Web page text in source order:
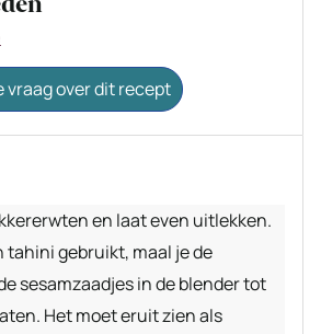
over dit recept
en laat even uitlekken.
tahini gebruikt, maal je de
sesamzaadjes in de blender tot
Het moet eruit zien als